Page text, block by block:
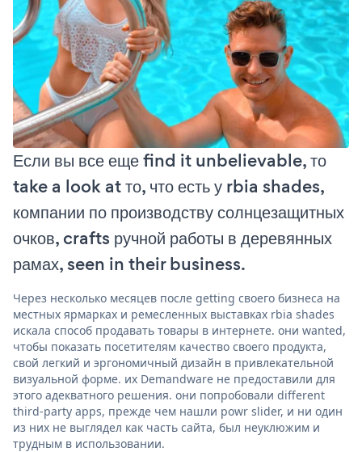
Если вы все еще find it unbelievable, то
take a look at то, что есть у rbia shades,
компании по производству солнцезащитных
очков, crafts ручной работы в деревянных
рамах, seen in their business.
Через несколько месяцев после getting своего бизнеса на
местных ярмарках и ремесленных выставках rbia shades
искала способ продавать товары в интернете. они wanted,
чтобы показать посетителям качество своего продукта,
свой легкий и эргономичный дизайн в привлекательной
визуальной форме. их Demandware не предоставили для
этого адекватного решения. они попробовали different
third-party apps, прежде чем нашли powr slider, и ни один
из них не выглядел как часть сайта, был неуклюжим и
трудным в использовании.